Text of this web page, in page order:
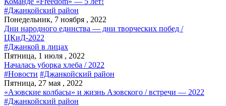
#Джанкойский район
Понедельник, 7 ноября , 2022
Дни народного единства — дни творческих побед /
ЦКиД-2022
#Джанкой в лицах
Пятница, 1 июля , 2022
Началась уборка хлеба / 2022
#Новости #Джанкойский район
Пятница, 27 мая , 2022
«Азовские колбасы» и жизнь Азовского / встречи — 2022
#Джанкойский район